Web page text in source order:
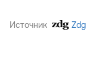
Источник Zdg